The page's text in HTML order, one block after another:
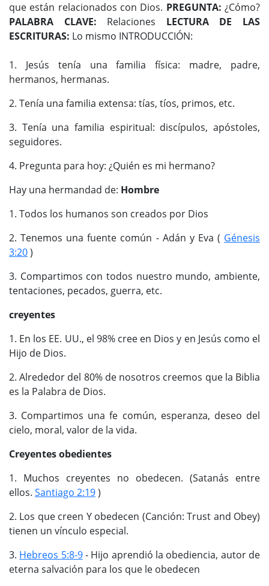
que están relacionados con Dios. PREGUNTA: ¿Cómo?
PALABRA CLAVE: Relaciones LECTURA DE LAS
ESCRITURAS: Lo mismo INTRODUCCIÓN:
1. Jesús tenía una familia física: madre, padre,
hermanos, hermanas.
2. Tenía una familia extensa: tías, tíos, primos, etc.
3. Tenía una familia espiritual: discípulos, apóstoles,
seguidores.
4. Pregunta para hoy: ¿Quién es mi hermano?
Hay una hermandad de: Hombre
1. Todos los humanos son creados por Dios
2. Tenemos una fuente común - Adán y Eva ( Génesis
3:20)
3. Compartimos con todos nuestro mundo, ambiente,
tentaciones, pecados, guerra, etc.
creyentes
1. En los EE. UU., el 98% cree en Dios y en Jesús como el
Hijo de Dios.
2. Alrededor del 80% de nosotros creemos que la Biblia
es la Palabra de Dios.
3. Compartimos una fe común, esperanza, deseo del
cielo, moral, valor de la vida.
Creyentes obedientes
1. Muchos creyentes no obedecen. (Satanás entre
ellos. Santiago 2:19)
2. Los que creen Y obedecen (Canción: Trust and Obey)
tienen un vínculo especial.
3. Hebreos 5:8-9- Hijo aprendió la obediencia, autor de
eterna salvación para los que le obedecen